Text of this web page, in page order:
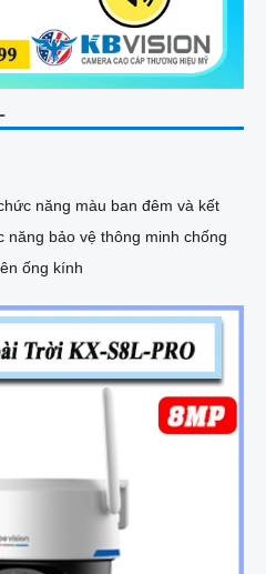
năng màu ban đêm và kết
ống kính